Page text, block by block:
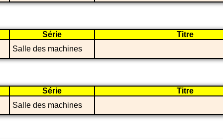
Série
Titre
Salle des machines
Série
Titre
Salle des machines